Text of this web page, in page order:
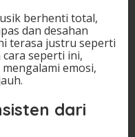
berhenti total,
dan desahan
terasa justru seperti
seperti ini,
emosi,
dari